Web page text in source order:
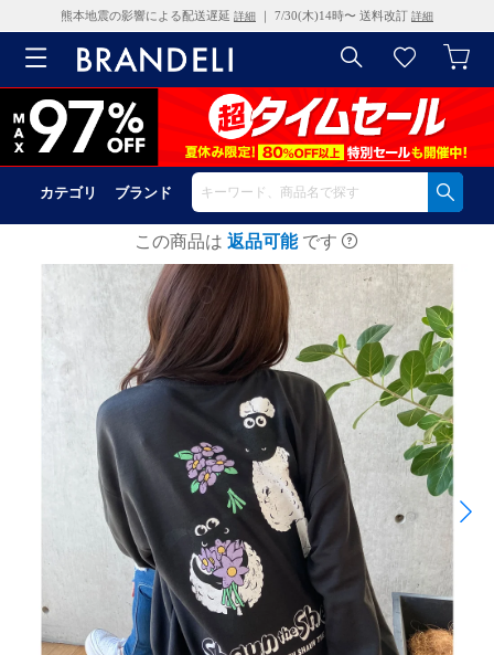
熊本地震の影響による配送遅延 詳細 ｜ 7/30(木)14時〜 送料改訂 詳細
カテゴリ ブランド
この商品は 返品可能 です